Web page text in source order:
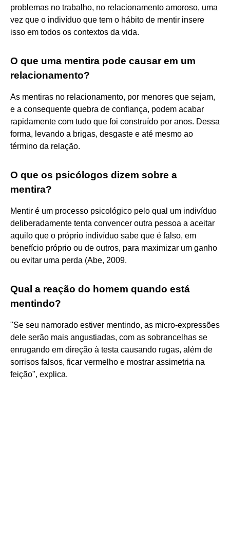
problemas no trabalho, no relacionamento amoroso, uma
vez que o indivíduo que tem o hábito de mentir insere
isso em todos os contextos da vida.
O que uma mentira pode causar em um
relacionamento?
As mentiras no relacionamento, por menores que sejam,
e a consequente quebra de confiança, podem acabar
rapidamente com tudo que foi construído por anos. Dessa
forma, levando a brigas, desgaste e até mesmo ao
término da relação.
O que os psicólogos dizem sobre a
mentira?
Mentir é um processo psicológico pelo qual um indivíduo
deliberadamente tenta convencer outra pessoa a aceitar
aquilo que o próprio indivíduo sabe que é falso, em
benefício próprio ou de outros, para maximizar um ganho
ou evitar uma perda (Abe, 2009.
Qual a reação do homem quando está
mentindo?
"Se seu namorado estiver mentindo, as micro-expressões
dele serão mais angustiadas, com as sobrancelhas se
enrugando em direção à testa causando rugas, além de
sorrisos falsos, ficar vermelho e mostrar assimetria na
feição", explica.